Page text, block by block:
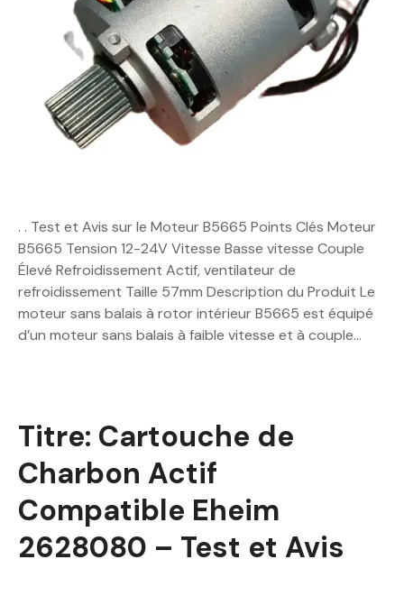
. . Test et Avis sur le Moteur B5665 Points Clés Moteur
B5665 Tension 12-24V Vitesse Basse vitesse Couple
Élevé Refroidissement Actif, ventilateur de
refroidissement Taille 57mm Description du Produit Le
moteur sans balais à rotor intérieur B5665 est équipé
d’un moteur sans balais à faible vitesse et à couple…
Titre: Cartouche de
Charbon Actif
Compatible Eheim
2628080 – Test et Avis